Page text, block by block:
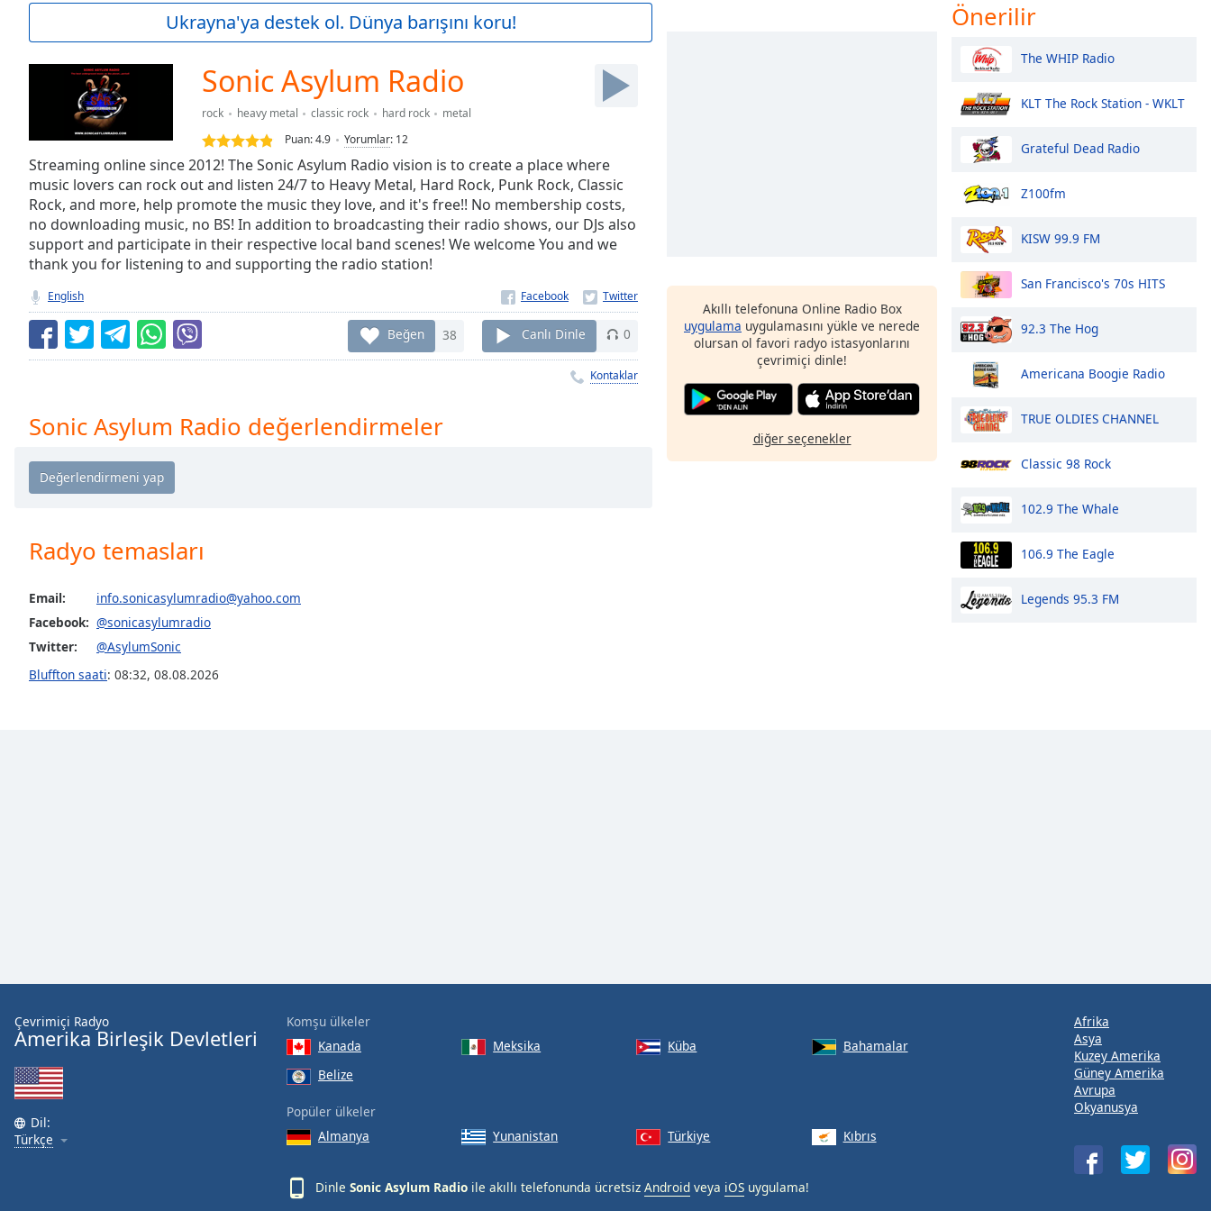
Current
Duration-:-
Stream
TypeLIVE
Seek to
live,
currently
behind
LIVE
Remaining
Playback
Descriptions
selected
subtitles
settings
subtitles
modal
Beginning
dialog
Escape
will
Ukrayna'ya destek ol. Dünya barışını koru!
Sonic Asylum Radio
rock heavy metal classic rock hard rock
metal
Puan:4.9 Yorumlar: 12
Streaming online since 2012! The Sonic Asylum Radio vision is to create a place where
music lovers can rock out and listen 24/7 to Heavy Metal, Hard Rock, Punk Rock, Classic
Rock, and more, help promote the music they love, and it's free!! No membership costs,
no downloading music, no BS! In addition to broadcasting their radio shows, our DJs also
support and participate in their respective local band scenes! We welcome You and we
thank you for listening to and supporting the radio station!
English
Beğen 38 Canlı Dinle 0
Kontaklar
Sonic Asylum Radio değerlendirmeler
Radyo temasları
Email:
info.sonicasylumradio@yahoo.com
Facebook: @sonicasylumradio
Twitter:
@AsylumSonic
Bluffton saati: 08:32, 08.08.2026
Akıllı telefonuna Online Radio Box
uygulama uygulamasını yükle ve nerede
olursan ol favori radyo istasyonlarını
çevrimiçi dinle!
diğer seçenekler
Önerilir
The WHIP Radio
KLT The Rock Station - WKLT
Grateful Dead Radio
Z100fm
KISW 99.9 FM
San Francisco's 70s HITS
92.3 The Hog
Americana Boogie Radio
TRUE OLDIES CHANNEL
Classic 98 Rock
102.9 The Whale
106.9 The Eagle
Legends 95.3 FM
Çevrimiçi Radyo
Amerika Birleşik Devletleri
Dil:
Türkçe
Komşu ülkeler
Kanada
Meksika Küba
Bahamalar
Belize
Popüler ülkeler
Almanya
Yunanistan Türkiye Kıbrıs
Dinle Sonic Asylum Radio ile akıllı telefonunda ücretsiz Android veya iOS uygulama!
Afrika
Asya
Kuzey Amerika
Güney Amerika
Avrupa
Okyanusya